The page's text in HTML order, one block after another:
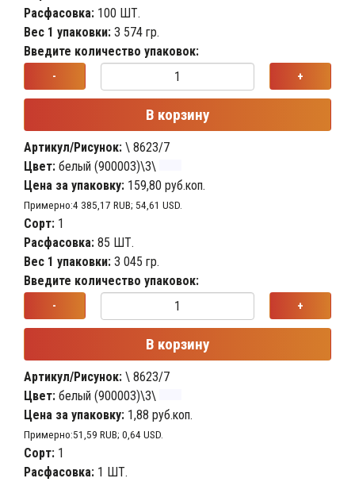
Расфасовка: 100 ШТ.
Вес 1 упаковки: 3 574 гр.
Введите количество упаковок:
- +
В корзину
Артикул/Рисунок: \ 8623/7
Цвет: белый (900003)\3\
Цена за упаковку: 159,80 руб.коп.
Примерно:4 385,17 RUB; 54,61 USD.
Сорт: 1
Расфасовка: 85 ШТ.
Вес 1 упаковки: 3 045 гр.
Введите количество упаковок:
- +
В корзину
Артикул/Рисунок: \ 8623/7
Цвет: белый (900003)\3\
Цена за упаковку: 1,88 руб.коп.
Примерно:51,59 RUB; 0,64 USD.
Сорт: 1
Расфасовка: 1 ШТ.